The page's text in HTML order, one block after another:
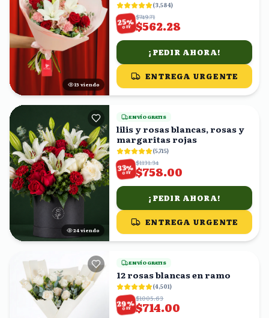
15 viendo
(3,584)
25%
OFF
$749.71
$562.28
¡PEDIR AHORA!
ENTREGA URGENTE
23 viendo
ENVÍO GRATIS
lilis y rosas blancas, rosas y
margaritas rojas
(5,715)
33%
OFF
$1131.34
$758.00
¡PEDIR AHORA!
ENTREGA URGENTE
ENVÍO GRATIS
12 rosas blancas en ramo
(4,501)
29%
OFF
$1005.63
$714.00